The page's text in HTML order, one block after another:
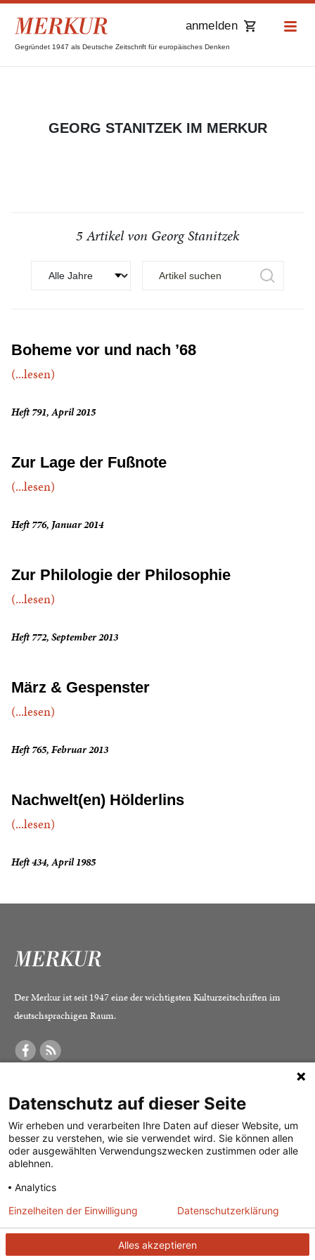
Gegründet 1947 als Deutsche Zeitschrift für europäisches Denken
anmelden
GEORG STANITZEK IM MERKUR
5 Artikel von Georg Stanitzek
Boheme vor und nach ’68
(...lesen)
Heft 791, April 2015
Zur Lage der Fußnote
(...lesen)
Heft 776, Januar 2014
Zur Philologie der Philosophie
(...lesen)
Heft 772, September 2013
März & Gespenster
(...lesen)
Heft 765, Februar 2013
Nachwelt(en) Hölderlins
(...lesen)
Heft 434, April 1985
Der Merkur ist seit 1947 eine der wichtigsten Kulturzeitschriften im
deutschsprachigen Raum.
Was ist der Merkur?
Herausgeber /
Redaktion
Verlag
Alle Abos im Überblick
Print-Abo
Digital-Abo
Abo kündigen
Vertrag widerrufen
Impressum
Datenschutz
Mediadaten
Datenschutz auf dieser Seite
Wir erheben und verarbeiten Ihre Daten auf dieser Website, um
besser zu verstehen, wie sie verwendet wird. Sie können allen
oder ausgewählten Verwendungszwecken zustimmen oder alle
ablehnen.
Analytics
Alles akzeptieren
Einzelheiten der Einwilligung Datenschutzerklärung